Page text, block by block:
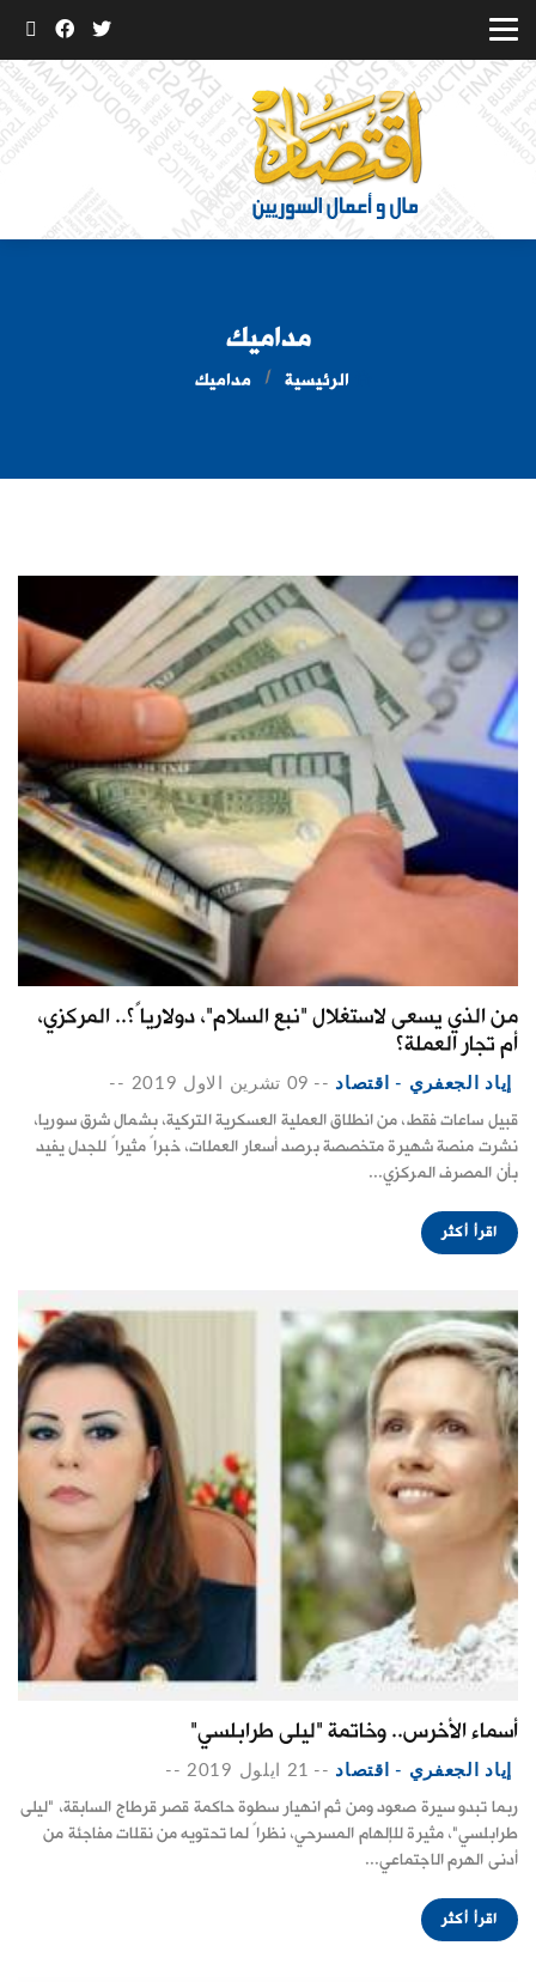
مداميك
الرئيسية مداميك
من الذي يسعى لاستغلال "نبع السلام"، دولارياً؟.. المركزي،
أم تجار العملة؟
إياد الجعفري - اقتصاد -- 09 تشرين الاول 2019 --
قبيل ساعات فقط، من انطلاق العملية العسكرية التركية، بشمال شرق سوريا،
نشرت منصة شهيرة متخصصة برصد أسعار العملات، خبراً مثيراً للجدل يفيد
بأن المصرف المركزي...
اقرأ أكثر
أسماء الأخرس.. وخاتمة "ليلى طرابلسي"
إياد الجعفري - اقتصاد -- 21 ايلول 2019 --
ربما تبدو سيرة صعود ومن ثم انهيار سطوة حاكمة قصر قرطاج السابقة، "ليلى
طرابلسي"، مثيرة للإلهام المسرحي، نظراً لما تحتويه من نقلات مفاجئة من
أدنى الهرم الاجتماعي...
اقرأ أكثر